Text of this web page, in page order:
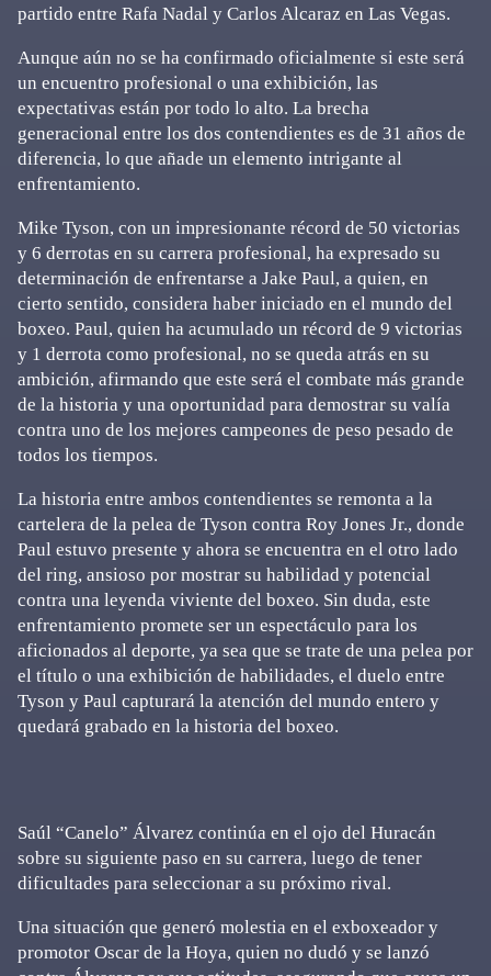
partido entre Rafa Nadal y Carlos Alcaraz en Las Vegas.
Aunque aún no se ha confirmado oficialmente si este será
un encuentro profesional o una exhibición, las
expectativas están por todo lo alto. La brecha
generacional entre los dos contendientes es de 31 años de
diferencia, lo que añade un elemento intrigante al
enfrentamiento.
Mike Tyson, con un impresionante récord de 50 victorias
y 6 derrotas en su carrera profesional, ha expresado su
determinación de enfrentarse a Jake Paul, a quien, en
cierto sentido, considera haber iniciado en el mundo del
boxeo. Paul, quien ha acumulado un récord de 9 victorias
y 1 derrota como profesional, no se queda atrás en su
ambición, afirmando que este será el combate más grande
de la historia y una oportunidad para demostrar su valía
contra uno de los mejores campeones de peso pesado de
todos los tiempos.
La historia entre ambos contendientes se remonta a la
cartelera de la pelea de Tyson contra Roy Jones Jr., donde
Paul estuvo presente y ahora se encuentra en el otro lado
del ring, ansioso por mostrar su habilidad y potencial
contra una leyenda viviente del boxeo. Sin duda, este
enfrentamiento promete ser un espectáculo para los
aficionados al deporte, ya sea que se trate de una pelea por
el título o una exhibición de habilidades, el duelo entre
Tyson y Paul capturará la atención del mundo entero y
quedará grabado en la historia del boxeo.
Saúl “Canelo” Álvarez continúa en el ojo del Huracán
sobre su siguiente paso en su carrera, luego de tener
dificultades para seleccionar a su próximo rival.
Una situación que generó molestia en el exboxeador y
promotor Oscar de la Hoya, quien no dudó y se lanzó